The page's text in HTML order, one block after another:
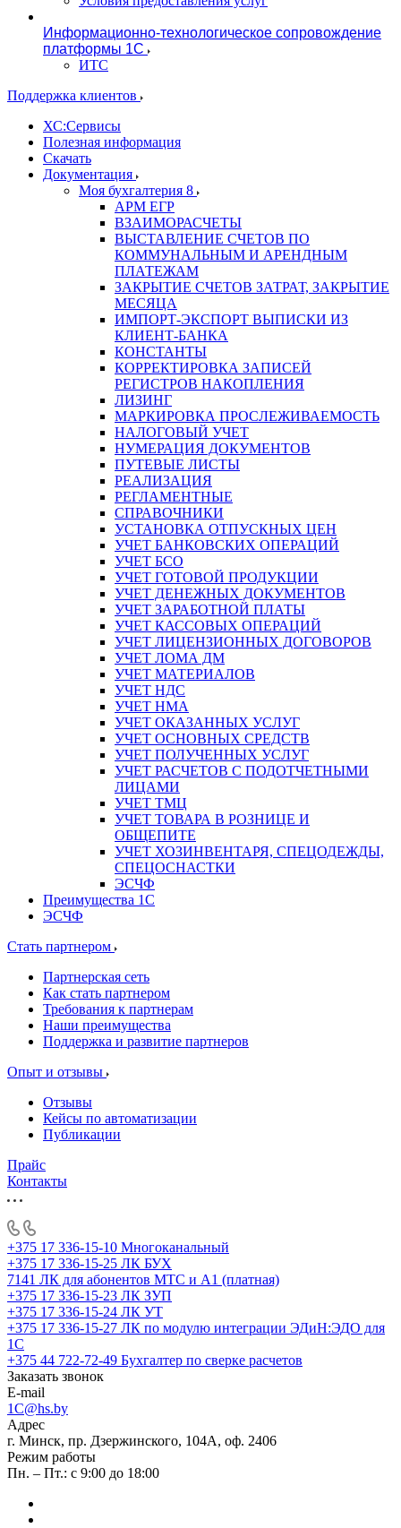
Информационно-технологическое сопровождение
платформы 1С
ИТС
Поддержка клиентов
ХС:Сервисы
Полезная информация
Скачать
Документация
Моя бухгалтерия 8
АРМ ЕГР
ВЗАИМОРАСЧЕТЫ
ВЫСТАВЛЕНИЕ СЧЕТОВ ПО
КОММУНАЛЬНЫМ И АРЕНДНЫМ
ПЛАТЕЖАМ
ЗАКРЫТИЕ СЧЕТОВ ЗАТРАТ, ЗАКРЫТИЕ
МЕСЯЦА
ИМПОРТ-ЭКСПОРТ ВЫПИСКИ ИЗ
КЛИЕНТ-БАНКА
КОНСТАНТЫ
КОРРЕКТИРОВКА ЗАПИСЕЙ
РЕГИСТРОВ НАКОПЛЕНИЯ
ЛИЗИНГ
МАРКИРОВКА ПРОСЛЕЖИВАЕМОСТЬ
НАЛОГОВЫЙ УЧЕТ
НУМЕРАЦИЯ ДОКУМЕНТОВ
ПУТЕВЫЕ ЛИСТЫ
РЕАЛИЗАЦИЯ
РЕГЛАМЕНТНЫЕ
СПРАВОЧНИКИ
УСТАНОВКА ОТПУСКНЫХ ЦЕН
УЧЕТ БАНКОВСКИХ ОПЕРАЦИЙ
УЧЕТ БСО
УЧЕТ ГОТОВОЙ ПРОДУКЦИИ
УЧЕТ ДЕНЕЖНЫХ ДОКУМЕНТОВ
УЧЕТ ЗАРАБОТНОЙ ПЛАТЫ
УЧЕТ КАССОВЫХ ОПЕРАЦИЙ
УЧЕТ ЛИЦЕНЗИОННЫХ ДОГОВОРОВ
УЧЕТ ЛОМА ДМ
УЧЕТ МАТЕРИАЛОВ
УЧЕТ НДС
УЧЕТ НМА
УЧЕТ ОКАЗАННЫХ УСЛУГ
УЧЕТ ОСНОВНЫХ СРЕДСТВ
УЧЕТ ПОЛУЧЕННЫХ УСЛУГ
УЧЕТ РАСЧЕТОВ С ПОДОТЧЕТНЫМИ
ЛИЦАМИ
УЧЕТ ТМЦ
УЧЕТ ТОВАРА В РОЗНИЦЕ И
ОБЩЕПИТЕ
УЧЕТ ХОЗИНВЕНТАРЯ, СПЕЦОДЕЖДЫ,
СПЕЦОСНАСТКИ
ЭСЧФ
Преимущества 1С
ЭСЧФ
Стать партнером
Партнерская сеть
Как стать партнером
Требования к партнерам
Наши преимущества
Поддержка и развитие партнеров
Опыт и отзывы
Отзывы
Кейсы по автоматизации
Публикации
Прайс
Контакты
+375 17 336-15-10 Многоканальный
+375 17 336-15-25 ЛК БУХ
7141 ЛК для абонентов МТС и А1 (платная)
+375 17 336-15-23 ЛК ЗУП
+375 17 336-15-24 ЛК УТ
+375 17 336-15-27 ЛК по модулю интеграции ЭДиН:ЭДО для
1С
+375 44 722-72-49 Бухгалтер по сверке расчетов
Заказать звонок
E-mail
1C@hs.by
Адрес
г. Минск, пр. Дзержинского, 104А, оф. 2406
Режим работы
Пн. – Пт.: с 9:00 до 18:00